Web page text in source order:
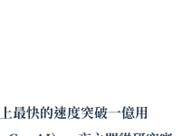
最快的速度突破一億用